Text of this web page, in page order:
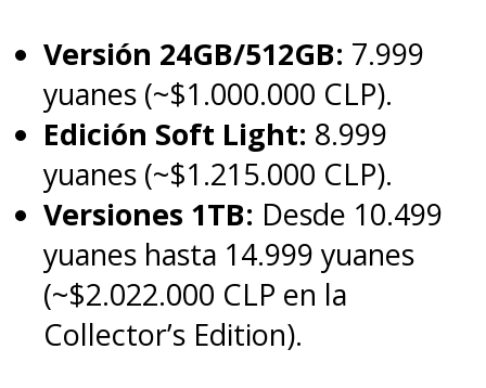
Versión 24GB/512GB: 7.999
yuanes (~$1.000.000 CLP).
Edición Soft Light: 8.999
yuanes (~$1.215.000 CLP).
Versiones 1TB: Desde 10.499
yuanes hasta 14.999 yuanes
(~$2.022.000 CLP en la
Collector’s Edition).